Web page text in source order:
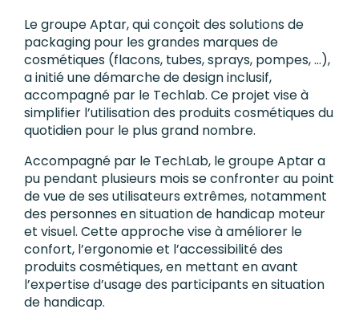
Le groupe Aptar, qui conçoit des solutions de
packaging pour les grandes marques de
cosmétiques (flacons, tubes, sprays, pompes, …),
a initié une démarche de design inclusif,
accompagné par le Techlab. Ce projet vise à
simplifier l’utilisation des produits cosmétiques du
quotidien pour le plus grand nombre.
Accompagné par le TechLab, le groupe Aptar a
pu pendant plusieurs mois se confronter au point
de vue de ses utilisateurs extrêmes, notamment
des personnes en situation de handicap moteur
et visuel. Cette approche vise à améliorer le
confort, l’ergonomie et l’accessibilité des
produits cosmétiques, en mettant en avant
l’expertise d’usage des participants en situation
de handicap.